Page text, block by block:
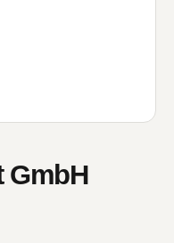
GmbH